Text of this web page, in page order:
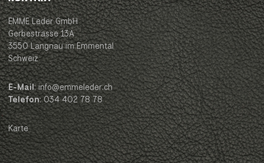
EMME Leder GmbH
Gerbestrasse 13A
3550 Langnau im Emmental
Schweiz
E-Mail: info@emmeleder.ch
Telefon: 034 402 78 78
Karte